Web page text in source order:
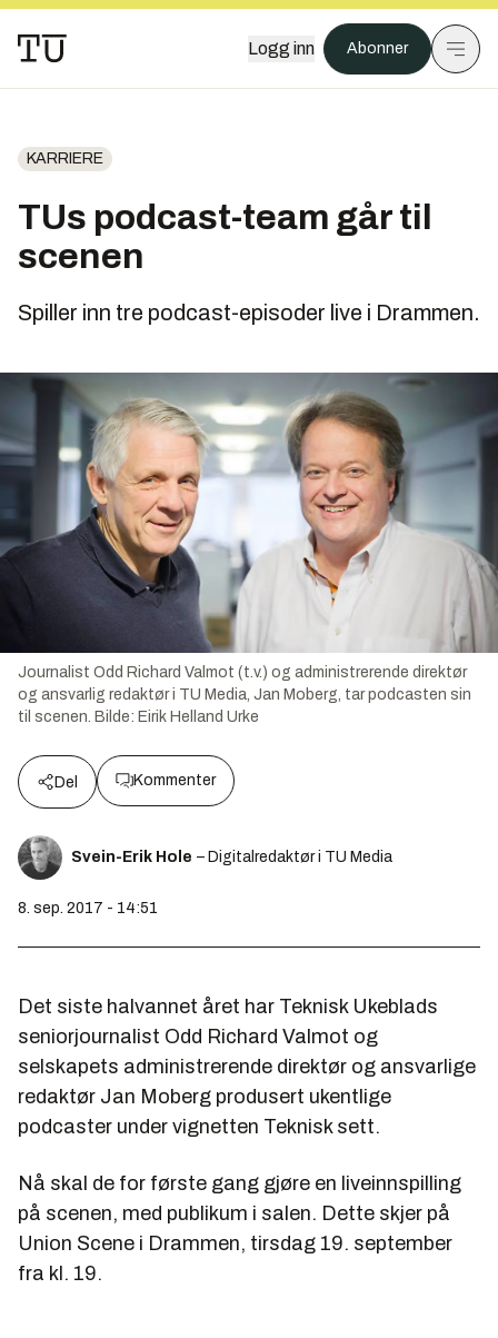
Logg inn Abonner
KARRIERE
TUs podcast-team går til
scenen
Spiller inn tre podcast-episoder live i Drammen.
Journalist Odd Richard Valmot (t.v.) og administrerende direktør
og ansvarlig redaktør i TU Media, Jan Moberg, tar podcasten sin
til scenen. Bilde: Eirik Helland Urke
Del Kommenter
Svein-Erik Hole – Digitalredaktør i TU Media
8. sep. 2017 - 14:51
Det siste halvannet året har Teknisk Ukeblads
seniorjournalist Odd Richard Valmot og
selskapets administrerende direktør og ansvarlige
redaktør Jan Moberg produsert ukentlige
podcaster under vignetten Teknisk sett.
Nå skal de for første gang gjøre en liveinnspilling
på scenen, med publikum i salen. Dette skjer på
Union Scene i Drammen, tirsdag 19. september
fra kl. 19.